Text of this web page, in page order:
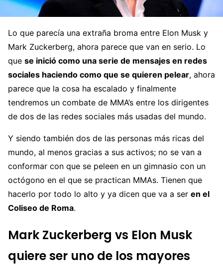
Lo que parecía una extraña broma entre Elon Musk y
Mark Zuckerberg, ahora parece que van en serio. Lo
que se inició como una serie de mensajes en redes
sociales haciendo como que se quieren pelear, ahora
parece que la cosa ha escalado y finalmente
tendremos un combate de MMA’s entre los dirigentes
de dos de las redes sociales más usadas del mundo.
Y siendo también dos de las personas más ricas del
mundo, al menos gracias a sus activos; no se van a
conformar con que se peleen en un gimnasio con un
octógono en el que se practican MMAs. Tienen que
hacerlo por todo lo alto y ya dicen que va a ser en el
Coliseo de Roma.
Mark Zuckerberg vs Elon Musk
quiere ser uno de los mayores